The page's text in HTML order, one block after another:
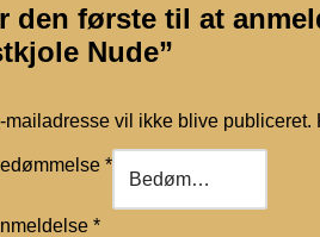
den første til at
Nude”
mailadresse vil ikke blive publiceret.
*
*